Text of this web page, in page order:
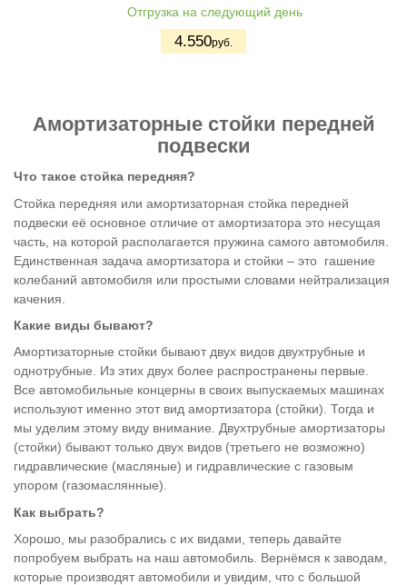
Отгрузка на следующий день
4.550руб.
Амортизаторные стойки передней
подвески
Что такое стойка передняя?
Стойка передняя или амортизаторная стойка передней
подвески её основное отличие от амортизатора это несущая
часть, на которой располагается пружина самого автомобиля.
Единственная задача амортизатора и стойки – это гашение
колебаний автомобиля или простыми словами нейтрализация
качения.
Какие виды бывают?
Амортизаторные стойки бывают двух видов двухтрубные и
однотрубные. Из этих двух более распространены первые.
Все автомобильные концерны в своих выпускаемых машинах
используют именно этот вид амортизатора (стойки). Тогда и
мы уделим этому виду внимание. Двухтрубные амортизаторы
(стойки) бывают только двух видов (третьего не возможно)
гидравлические (масляные) и гидравлические с газовым
упором (газомаслянные).
Как выбрать?
Хорошо, мы разобрались с их видами, теперь давайте
попробуем выбрать на наш автомобиль. Вернёмся к заводам,
которые производят автомобили и увидим, что с большой